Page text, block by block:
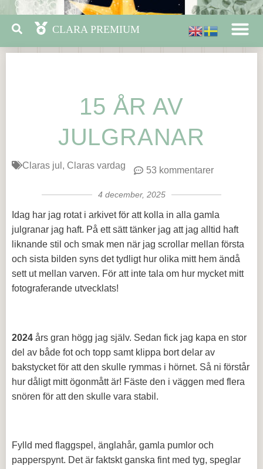
15 ÅR AV
JULGRANAR
Claras jul Claras vardag 53 kommentarer
4 december, 2025
Idag har jag rotat i arkivet för att kolla in alla gamla
julgranar jag haft. På ett sätt tänker jag att jag alltid haft
liknande stil och smak men när jag scrollar mellan första
och sista bilden syns det tydligt hur olika mitt hem ändå
sett ut mellan varven. För att inte tala om hur mycket mitt
fotograferande utvecklats!
2024 års gran högg jag själv. Sedan fick jag kapa en stor
del av både fot och topp samt klippa bort delar av
bakstycket för att den skulle rymmas i hörnet. Så ni förstår
hur dåligt mitt ögonmått är! Fäste den i väggen med flera
snören för att den skulle vara stabil.
Fylld med flaggspel, änglahår, gamla pumlor och
papperspynt. Det är faktskt ganska fint med tyg, speglar